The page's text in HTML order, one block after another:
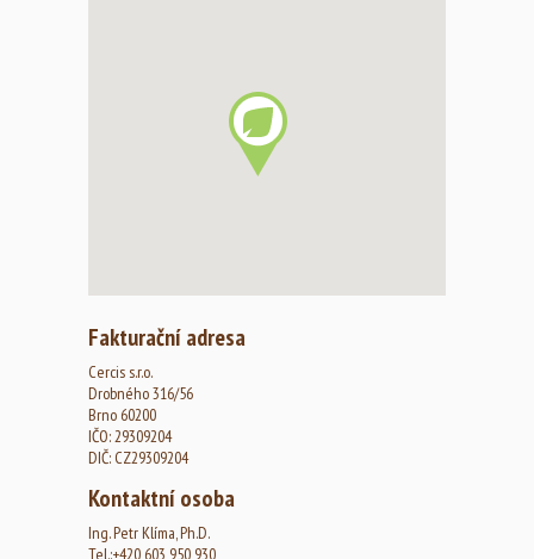
Fakturační adresa
Cercis s.r.o.
Drobného 316/56
Brno 60200
IČO: 29309204
DIČ: CZ29309204
Kontaktní osoba
Ing. Petr Klíma, Ph.D.
Tel.:+420 603 950 930